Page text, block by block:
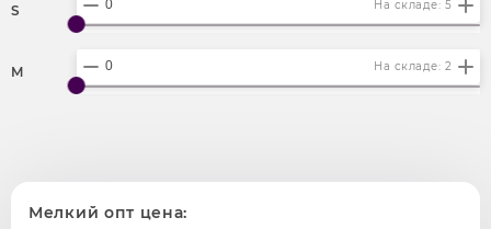
S На складе: 5
M На складе: 2
Мелкий опт цена: